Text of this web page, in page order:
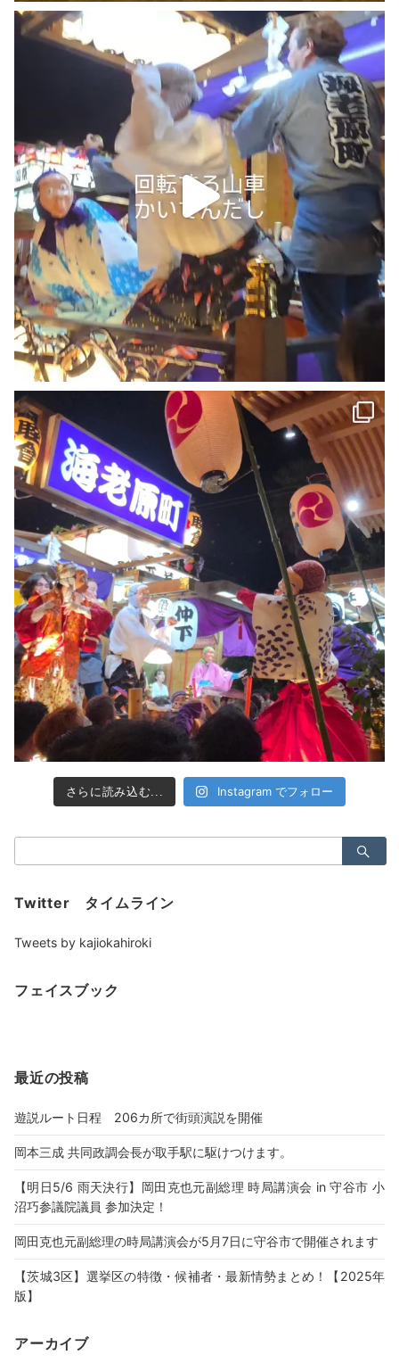
さらに読み込む... Instagram でフォロー
索：
Twitter タイムライン
Tweets by kajiokahiroki
フェイスブック
最近の投稿
遊説ルート日程 206カ所で街頭演説を開催
岡本三成 共同政調会長が取手駅に駆けつけます。
【明日5/6 雨天決行】岡田克也元副総理 時局講演会 in 守谷市 小
沼巧参議院議員 参加決定！
岡田克也元副総理の時局講演会が5月7日に守谷市で開催されます
【茨城3区】選挙区の特徴・候補者・最新情勢まとめ！【2025年
版】
アーカイブ